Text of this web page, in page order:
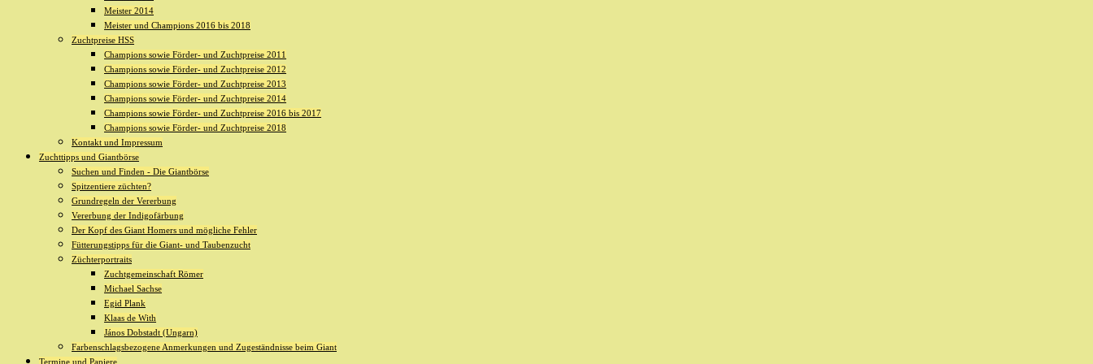
Meister 2014
Meister und Champions 2016 bis 2018
Zuchtpreise HSS
Champions sowie Förder- und Zuchtpreise 2011
Champions sowie Förder- und Zuchtpreise 2012
Champions sowie Förder- und Zuchtpreise 2013
Champions sowie Förder- und Zuchtpreise 2014
Champions sowie Förder- und Zuchtpreise 2016 bis 2017
Champions sowie Förder- und Zuchtpreise 2018
Kontakt und Impressum
Zuchttipps und Giantbörse
Suchen und Finden - Die Giantbörse
Spitzentiere züchten?
Grundregeln der Vererbung
Vererbung der Indigofärbung
Der Kopf des Giant Homers und mögliche Fehler
Fütterungstipps für die Giant- und Taubenzucht
Züchterportraits
Zuchtgemeinschaft Römer
Michael Sachse
Egid Plank
Klaas de With
János Dobstadt (Ungarn)
Farbenschlagsbezogene Anmerkungen und Zugeständnisse beim Giant
Termine und Papiere